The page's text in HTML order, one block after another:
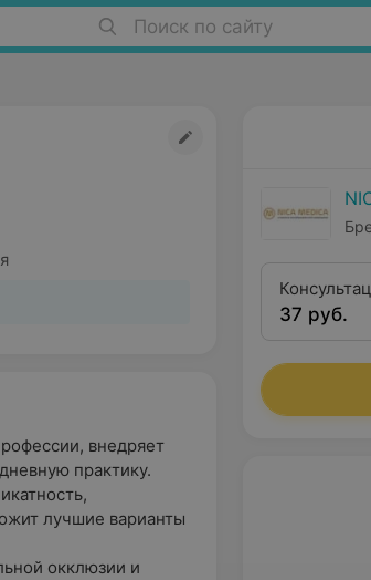
Поиск по сайту
внедряет
практику.
лучшие варианты
окклюзии и
37 руб.